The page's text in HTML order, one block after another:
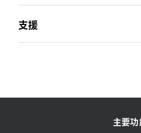
支援
主要